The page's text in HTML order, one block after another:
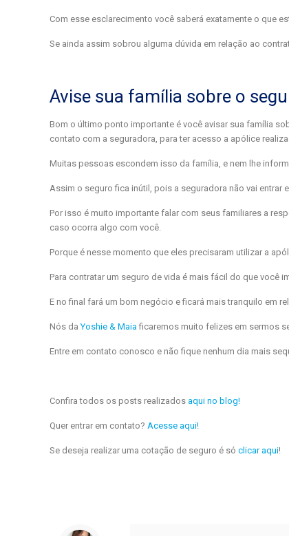
Com esse esclarecimento você saberá exatamente o que
Se ainda assim sobrou alguma dúvida em relação ao
Avise sua família sobre o
Bom o último ponto importante é você avisar sua família
contato com a seguradora, para ter acesso a apólice
Muitas pessoas escondem isso da família, e nem lhe
Assim o seguro fica inútil, pois a seguradora não vai
Por isso é muito importante falar com seus familiares a
caso ocorra algo com você.
Porque é nesse momento que eles precisaram utilizar a
Para contratar um seguro de vida é mais fácil do que você
E no final fará um bom negócio e ficará mais tranquilo em
Nós daYoshie & Maiaficaremos muito felizes em sermos
Entre em contato conosco e não fique nenhum dia mais
Confira todos os posts realizados aqui no blog!
Quer entrar em contato? Acesse aqui!
Se deseja realizar uma cotação de seguro é só clicar aqui!